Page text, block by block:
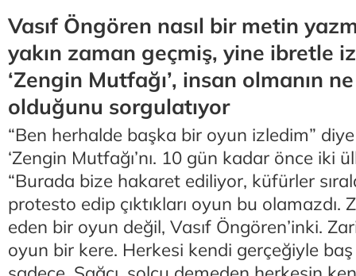
Vasıf Öngören nasıl bir metin
yakın zaman geçmiş, yine ibretle
‘Zengin Mutfağı’, insan olmanın
olduğunu sorgulatıyor
“Ben herhalde başka bir oyun izledim”
‘Zengin Mutfağı’nı. 10 gün kadar önce iki
“Burada bize hakaret ediliyor, küfürler
protesto edip çıktıkları oyun bu olamazdı.
eden bir oyun değil, Vasıf Öngören’inki.
oyun bir kere. Herkesi kendi gerçeğiyle baş